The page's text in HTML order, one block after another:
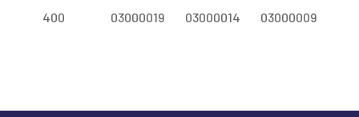
400 03000019 03000014 03000009